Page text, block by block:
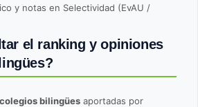
y notas en Selectividad (EvAU /
el ranking y opiniones
bilingües aportadas por